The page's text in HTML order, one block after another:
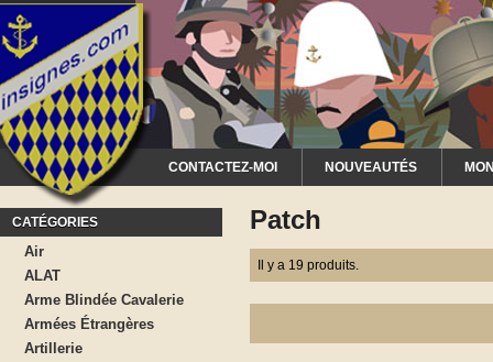
CONTACTEZ-MOI NOUVEAUTÉS
CATÉGORIES
Air
ALAT
Arme Blindée Cavalerie
Armées Étrangères
Artillerie
Patch
Il y a 19 produits.